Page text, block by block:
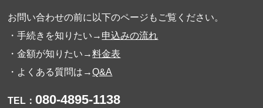
お問い合わせの前に以下のページもご覧ください。
・手続きを知りたい→ 申込みの流れ
・金額が知りたい→料金表
・よくある質問は→Q&A
TEL： 080-4895-1138